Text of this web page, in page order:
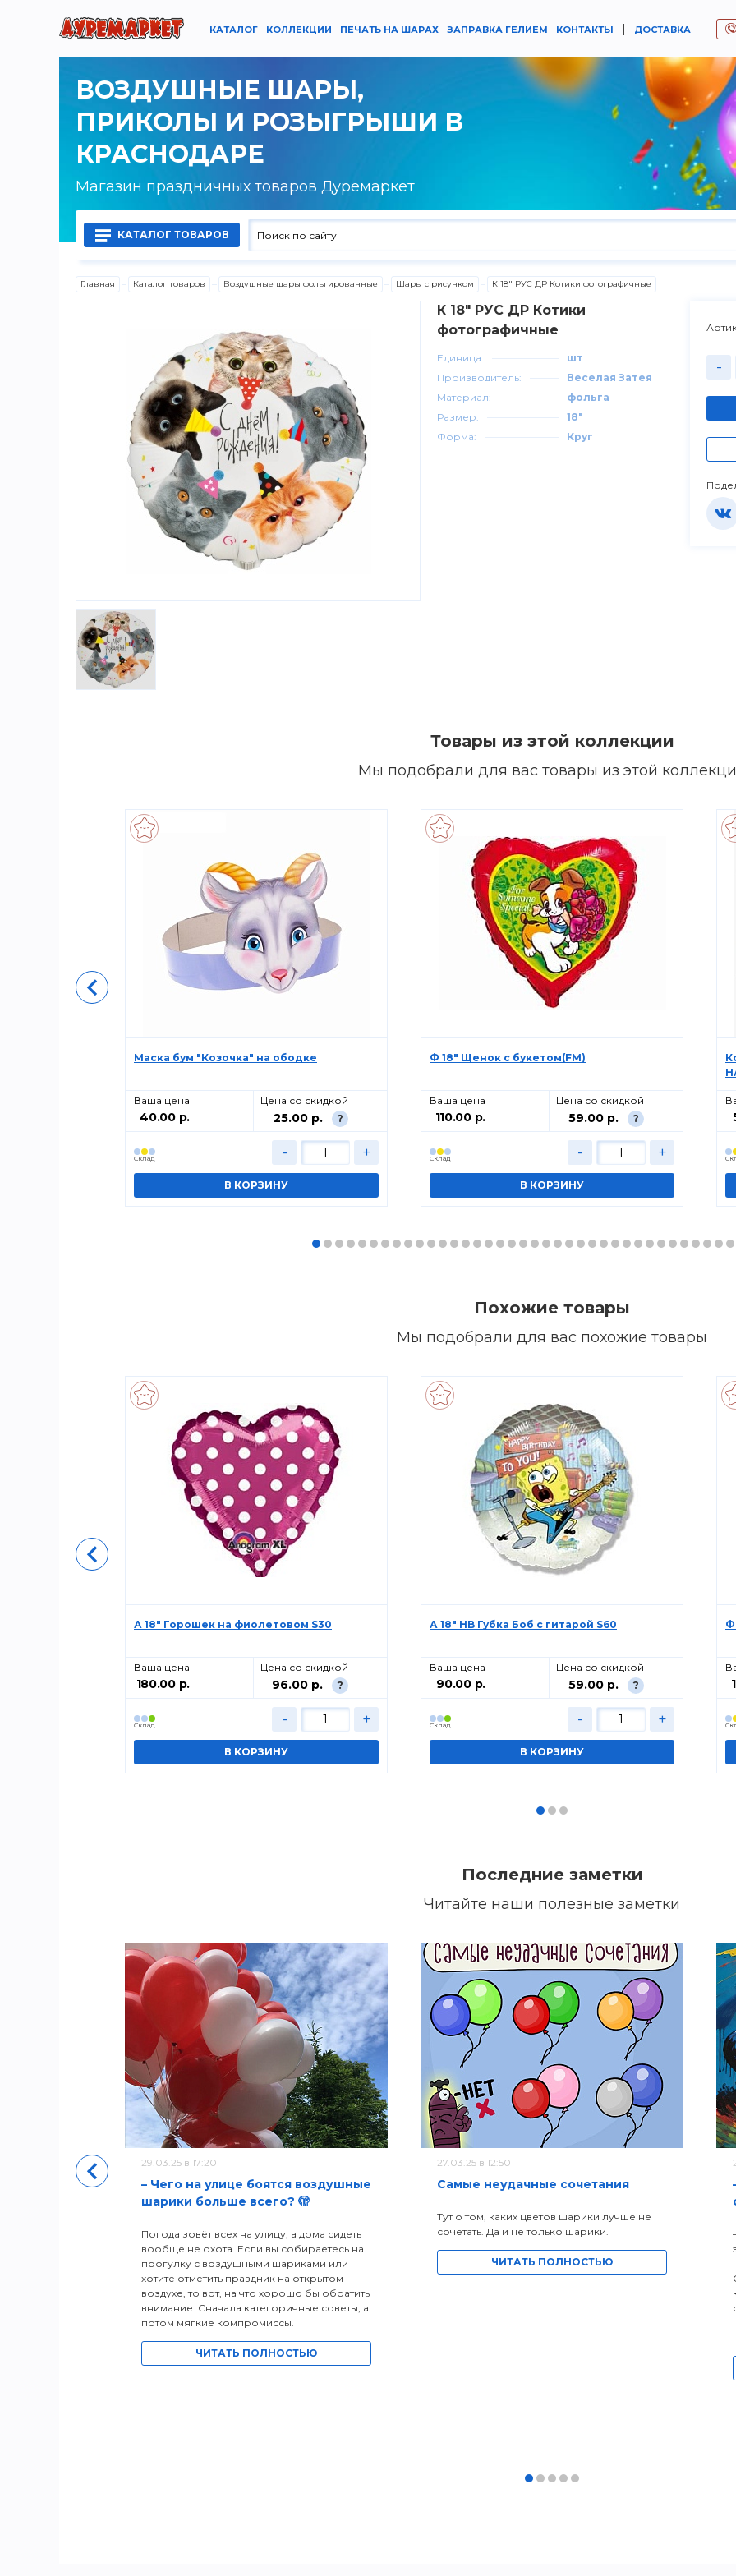
КАТАЛОГ КОЛЛЕКЦИИ ПЕЧАТЬ НА ШАРАХ ЗАПРАВКА ГЕЛИЕМ КОНТАКТЫ | ДОСТАВКА
ВОЗДУШНЫЕ ШАРЫ,
ПРИКОЛЫ И РОЗЫГРЫШИ В
КРАСНОДАРЕ
Магазин праздничных товаров Дуремаркет
КАТАЛОГ ТОВАРОВ
Воздушные шары латексные
Воздушные шары фольгированные
Гелий, оборудование и аксессуары
Игры и игрушки
Карнавально-праздничная продукция
Наградная атрибутика
Подарочная упаковка, конверты для
Приколы и розыгрыши
Товары для праздника
Шары с гелием
Главная Каталог товаров Воздушные шары фольгированные Шары с рисунком К 18" РУС ДР Котики фотографичные
-
К 18" РУС ДР Котики
фотографичные
Единица:
шт
Производитель:
Веселая Затея
Материал:
фольга
Размер:
18"
Форма:
Круг
Товары из этой коллекции
Мы подобрали для вас товары из этой
Маска бум "Козочка" на ободке
Ваша цена
40.00 р.
Цена со скидкой
25.00 р. ?
Cклад - +
Ф 18" Щенок с букетом(FM)
Ваша цена
110.00 р.
Цена со скидкой
59.00 р. ?
Cклад - +
Похожие товары
Мы подобрали для вас похожие товары
А 18" Горошек на фиолетовом S30
Ваша цена
180.00 р.
Цена со скидкой
96.00 р. ?
Cклад - +
А 18" HB Губка Боб с гитарой S60
Ваша цена
90.00 р.
Цена со скидкой
59.00 р. ?
Cклад - +
Ф
Последние заметки
Читайте наши полезные заметки
29.03.25 в 17:20
– Чего на улице боятся воздушные
шарики больше всего? 🫣
Погода зовёт всех на улицу, а дома сидеть
вообще не охота. Если вы собираетесь на
прогулку с воздушными шариками или
хотите отметить праздник на открытом
воздухе, то вот, на что хорошо бы обратить
внимание. Сначала категоричные советы, а
потом мягкие компромиссы.
ЧИТАТЬ ПОЛНОСТЬЮ
27.03.25 в 12:50
Самые неудачные сочетания
Тут о том, каких цветов шарики лучше не
сочетать. Да и не только шарики.
ЧИТАТЬ ПОЛНОСТЬЮ